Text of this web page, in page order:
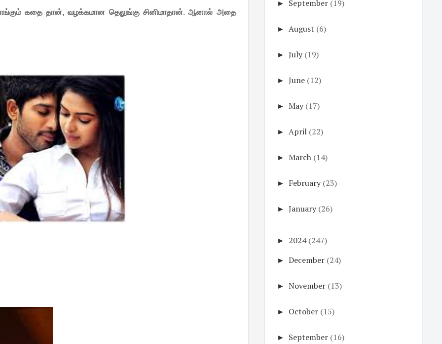
கதை தான், வழக்கமான தெலுங்கு சினிமாதான். ஆனால் அதை
► September (19)
► August (6)
► July (19)
► June (12)
► May (17)
► April (22)
► March (14)
► February (23)
► January (26)
► 2024 (247)
► December (24)
► November (13)
► October (15)
► September (16)